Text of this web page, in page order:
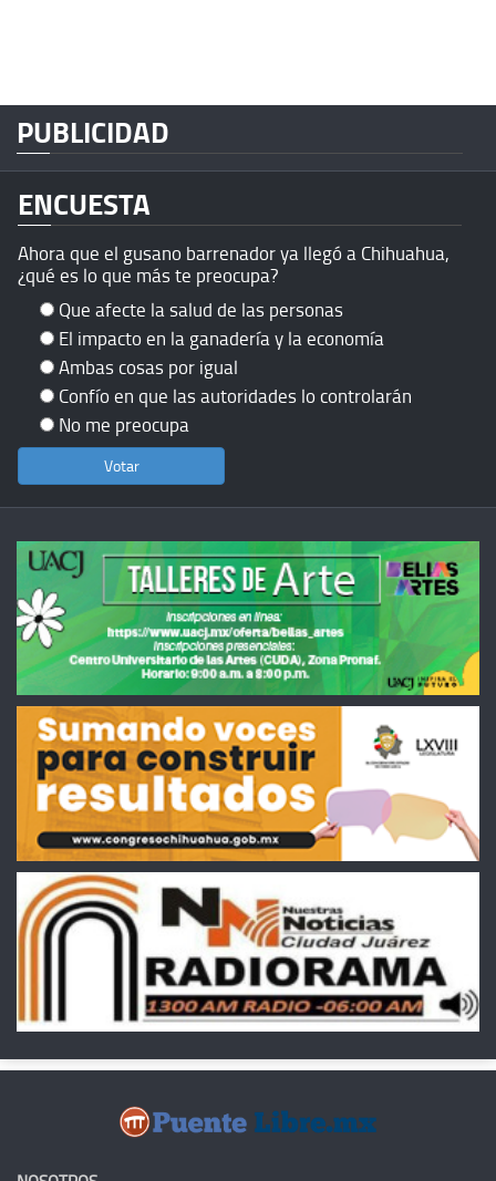
PUBLICIDAD
ENCUESTA
Ahora que el gusano barrenador ya llegó a Chihuahua,
¿qué es lo que más te preocupa?
Que afecte la salud de las personas
El impacto en la ganadería y la economía
Ambas cosas por igual
Confío en que las autoridades lo controlarán
No me preocupa